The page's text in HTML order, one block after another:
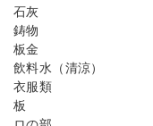
石灰
鋳物
板金
飲料水（清涼）
衣服類
板